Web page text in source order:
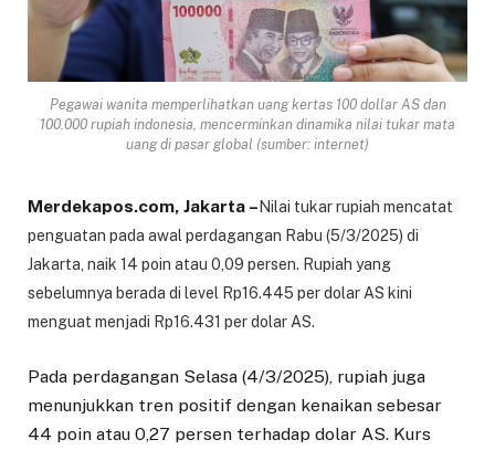
Pegawai wanita memperlihatkan uang kertas 100 dollar AS dan
100.000 rupiah indonesia, mencerminkan dinamika nilai tukar mata
uang di pasar global (sumber: internet)
Merdekapos.com, Jakarta – Nilai tukar rupiah mencatat
penguatan pada awal perdagangan Rabu (5/3/2025) di
Jakarta, naik 14 poin atau 0,09 persen. Rupiah yang
sebelumnya berada di level Rp16.445 per dolar AS kini
menguat menjadi Rp16.431 per dolar AS.
Pada perdagangan Selasa (4/3/2025), rupiah juga
menunjukkan tren positif dengan kenaikan sebesar
44 poin atau 0,27 persen terhadap dolar AS. Kurs